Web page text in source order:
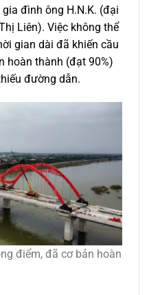
đình ông H.N.K. (đại
Liên). Việc không thể
gian dài đã khiến cầu
hoàn thành (đạt 90%)
đường dẫn.
điểm, đã cơ bản hoàn